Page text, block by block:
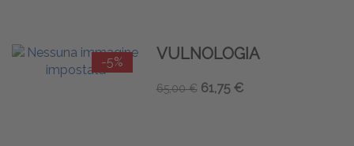
-5% VULNOLOGIA
65,00 € 61,75 €